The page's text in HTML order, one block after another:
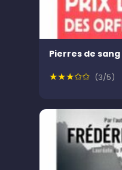
Pierres de sang
★★★✩✩ (3/5)